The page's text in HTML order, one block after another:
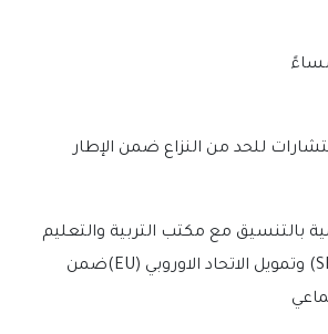
للحد من النزاع ضمن الإطار
بالتنسيق مع مكتب التربية والتعليم
بمديرية غيل باوزير ودعم منظمة البحث عن أرضية مشتركة (SFCG) وتمويل الاتحاد الاوروبي (EU)ضمن